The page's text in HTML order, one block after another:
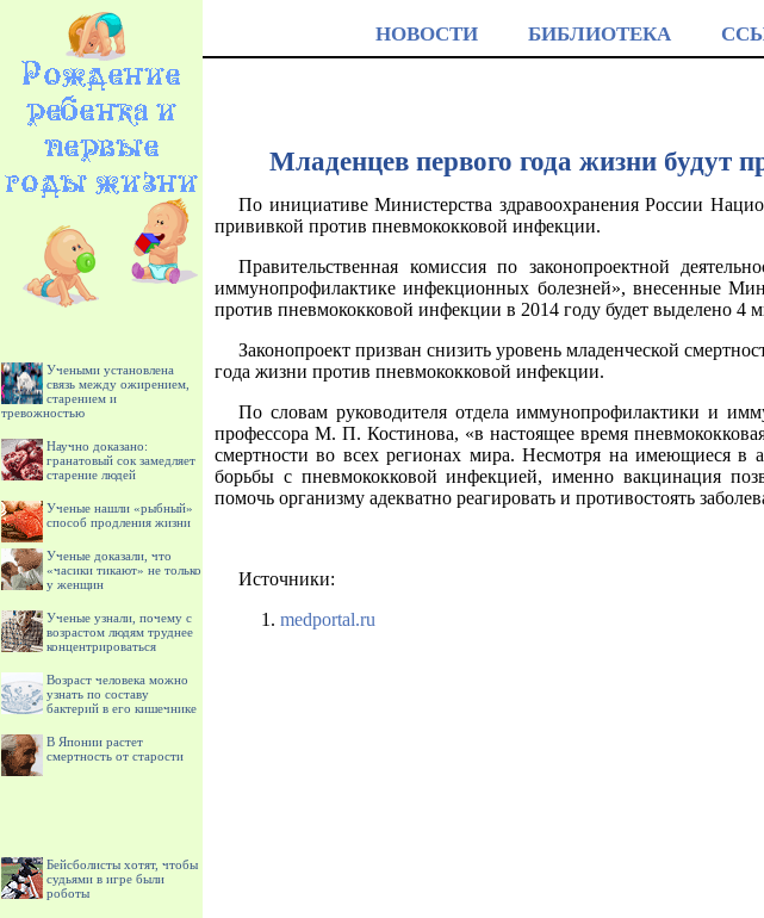
Учеными установлена
связь между ожирением,
старением и
тревожностью
Научно доказано:
гранатовый сок замедляет
старение людей
Ученые нашли «рыбный»
способ продления жизни
Ученые доказали, что
«часики тикают» не только
у женщин
Ученые узнали, почему с
возрастом людям труднее
концентрироваться
Возраст человека можно
узнать по составу
бактерий в его кишечнике
В Японии растет
смертность от старости
Бейсболисты хотят, чтобы
судьями в игре были
роботы
НОВОСТИ БИБЛИОТЕКА
Младенцев первого года жизни будут
По инициативе Министерства здравоохранения России
прививкой против пневмококковой инфекции.
Правительственная комиссия по законопроектной
иммунопрофилактике инфекционных болезней», внесенные
против пневмококковой инфекции в 2014 году будет выделено 4
Законопроект призван снизить уровень младенческой
года жизни против пневмококковой инфекции.
По словам руководителя отдела иммунопрофилактики и
профессора М. П. Костинова, «в настоящее время
смертности во всех регионах мира. Несмотря на имеющиеся в
борьбы с пневмококковой инфекцией, именно вакцинация
помочь организму адекватно реагировать и противостоять
Источники:
medportal.ru